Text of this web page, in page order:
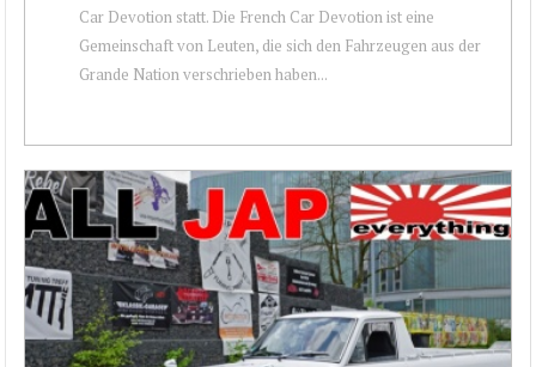
Car Devotion statt. Die French Car Devotion ist eine
Gemeinschaft von Leuten, die sich den Fahrzeugen aus der
Grande Nation verschrieben haben...